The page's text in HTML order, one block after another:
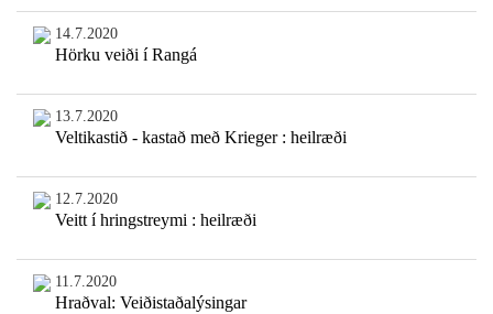
14.7.2020
Hörku veiði í Rangá
13.7.2020
Veltikastið - kastað með Krieger : heilræði
12.7.2020
Veitt í hringstreymi : heilræði
11.7.2020
Hraðval: Veiðistaðalýsingar